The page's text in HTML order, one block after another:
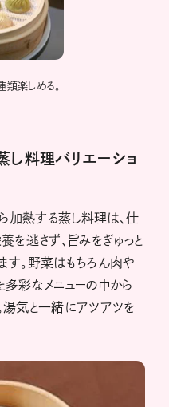
楽しめる。
し料理バリエーショ
加熱する蒸し料理は、仕
を逃さず、旨みをぎゅっと
す。野菜はもちろん肉や
多彩なメニューの中から
湯気と一緒にアツアツを